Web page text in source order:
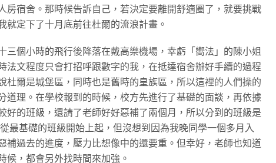
房宿舍。那時候告訴自己，若決定要離開舒適圈了，就要挑戰
定下了十月底前往杜爾的流浪計畫。
三個小時的飛行後降落在戴高樂機場，幸虧「嚮法」的陳小姐
法文程度只會打招呼跟數字的我，在抵達宿舍辦好手續的過程
杜爾是城堡區，同時也是舊時的皇族區，所以這裡的人們操的
道理。在學校報到的時候，校方先進行了基礎的面談，再依據
好的班級，還請了老師好好惡補了兩個月，所以分到的班級是
最基礎的班級開始上起，但沒想到因為我晚同學一個多月入
補過去的進度，壓力比想像中的還要重。但幸好，老師也知道
候，都會另外找時間來加強。